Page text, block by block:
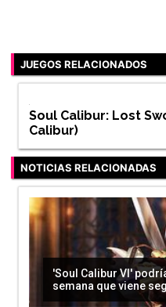
JUEGOS RELACIONADOS
Soul Calibur: Lost
Calibur)
NOTICIAS RELACIONADAS
'Soul Calibur VI'
semana que viene